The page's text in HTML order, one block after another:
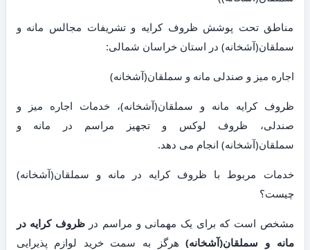
مناطق تحت پوشش ظروف کرایه و تشریفات مجالس مانه و
سملقان(آشخانه) در استان خراسان شمالی:
اجاره میز و صندلی مانه و سملقان(آشخانه)
ظروف کرایه مانه و سملقان(آشخانه)، خدمات اجاره میز و
صندلی، ظروف لوکس و تجهیز مراسم در مانه و
سملقان(آشخانه) انجام می دهد.
خدمات مربوط با ظروف کرایه در مانه و سملقان(آشخانه)
چیست؟
مشخص است که برای یک مهمانی و مراسم درظروف کرایه در
مانه و سملقان(آشخانه) هرگز به سمت خرید لوازم پذیرایی